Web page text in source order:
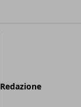
Redazione